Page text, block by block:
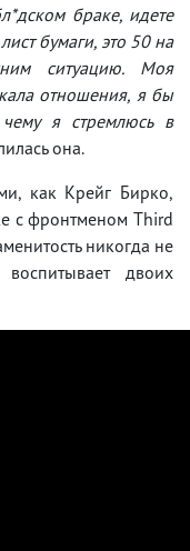
браке, идете
бумаги, это 50 на
ситуацию. Моя
отношения, я бы
я стремлюсь в
она.
как Крейг Бирко,
с фронтменом Third
никогда не
двоих